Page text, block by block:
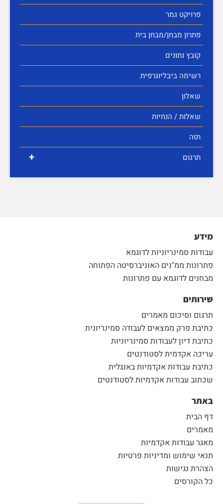
פרויקט גמר
פתרון מבחן/מבחן בית
קובץ נתונים
רשימה ביבליוגרפית
שאלון
שאלות / הנחיות
תזה
+ תרגום
מידע
עבודות סמינריוניות לדוגמא
פתרונות ממ"נים האוניברסיטה הפתוחה
מבחנים לדוגמא עם פתרונות
שירותים
תרגום וסיכום מאמרים
כתיבת פרק ממצאים לעבודה סמינריונית
כתיבת דיון לעבודות סמינריוניות
עריכה אקדמית לסטודנטים
כתיבת עבודות אקדמיות באנגלית
שכתוב עבודות אקדמיות לסטודנטים
באתר
דף הבית
מאמרים
מאגר עבודות אקדמיות
תנאי שימוש ומדיניות פרטיות
הצהרת נגישות
כל הקורסים